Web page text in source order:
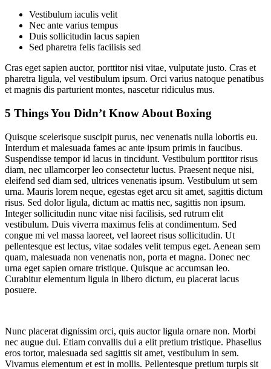
Vestibulum iaculis velit
Nec ante varius tempus
Duis sollicitudin lacus sapien
Sed pharetra felis facilisis sed
Cras eget sapien auctor, porttitor nisi vitae, vulputate justo. Cras et
pharetra ligula, vel vestibulum ipsum. Orci varius natoque penatibus
et magnis dis parturient montes, nascetur ridiculus mus.
5 Things You Didn’t Know About Boxing
Quisque scelerisque suscipit purus, nec venenatis nulla lobortis eu.
Interdum et malesuada fames ac ante ipsum primis in faucibus.
Suspendisse tempor id lacus in tincidunt. Vestibulum porttitor risus
diam, nec ullamcorper leo consectetur luctus. Praesent neque nisi,
eleifend sed diam sed, ultrices venenatis ipsum. Vestibulum ut sem
urna. Mauris lorem neque, egestas eget arcu sit amet, sagittis dictum
risus. Sed dolor ligula, dictum ac mattis nec, sagittis non ipsum.
Integer sollicitudin nunc vitae nisi facilisis, sed rutrum elit
vestibulum. Duis viverra maximus felis at condimentum. Sed
congue mi vel massa laoreet, vel laoreet risus sollicitudin. Ut
pellentesque est lectus, vitae sodales velit tempus eget. Aenean sem
quam, malesuada non venenatis non, porta et magna. Donec nec
urna eget sapien ornare tristique. Quisque ac accumsan leo.
Curabitur elementum ligula in libero dictum, eu placerat lacus
posuere.
Nunc placerat dignissim orci, quis auctor ligula ornare non. Morbi
nec augue dui. Etiam convallis dui a elit pretium tristique. Phasellus
eros tortor, malesuada sed sagittis sit amet, vestibulum in sem.
Vivamus elementum et est in mollis. Pellentesque pretium turpis sit